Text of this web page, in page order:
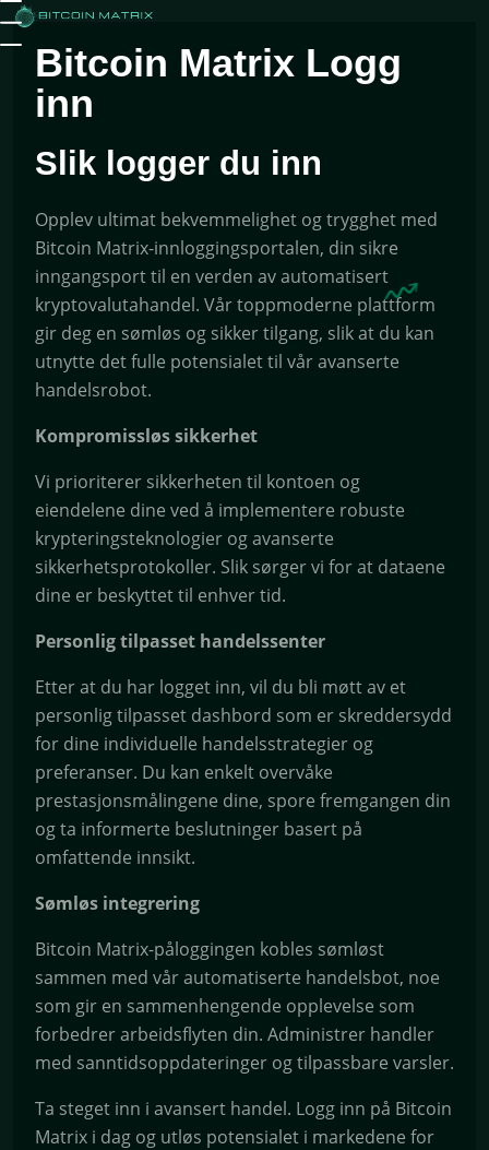
Bitcoin Matrix Logg
inn
Slik logger du inn
Opplev ultimat bekvemmelighet og trygghet med
Bitcoin Matrix-innloggingsportalen, din sikre
inngangsport til en verden av automatisert
kryptovalutahandel. Vår toppmoderne plattform
gir deg en sømløs og sikker tilgang, slik at du kan
utnytte det fulle potensialet til vår avanserte
handelsrobot.
Kompromissløs sikkerhet
Vi prioriterer sikkerheten til kontoen og
eiendelene dine ved å implementere robuste
krypteringsteknologier og avanserte
sikkerhetsprotokoller. Slik sørger vi for at dataene
dine er beskyttet til enhver tid.
Personlig tilpasset handelssenter
Etter at du har logget inn, vil du bli møtt av et
personlig tilpasset dashbord som er skreddersydd
for dine individuelle handelsstrategier og
preferanser. Du kan enkelt overvåke
prestasjonsmålingene dine, spore fremgangen din
og ta informerte beslutninger basert på
omfattende innsikt.
Sømløs integrering
Bitcoin Matrix-påloggingen kobles sømløst
sammen med vår automatiserte handelsbot, noe
som gir en sammenhengende opplevelse som
forbedrer arbeidsflyten din. Administrer handler
med sanntidsoppdateringer og tilpassbare varsler.
Ta steget inn i avansert handel. Logg inn på Bitcoin
Matrix i dag og utløs potensialet i markedene for